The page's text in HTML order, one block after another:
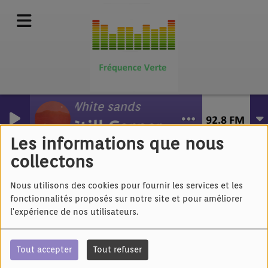
Les informations que nous
collectons
Nous utilisons des cookies pour fournir les services et les
fonctionnalités proposés sur notre site et pour améliorer
l'expérience de nos utilisateurs.
Tout accepter Tout refuser
White sands
Still Corners
ZAZ - QUE VENDRA